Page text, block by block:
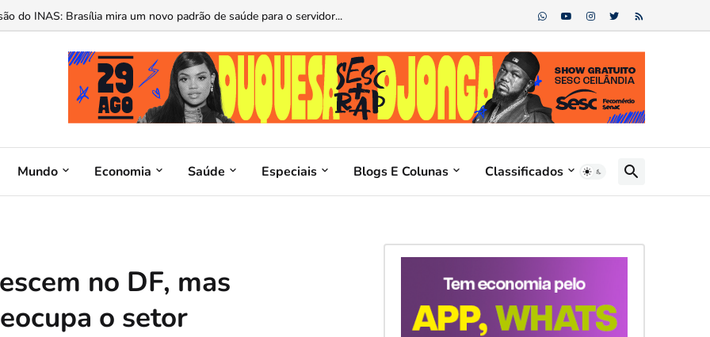
do INAS: Brasília mira um novo padrão de saúde para o servidor...
Mundo Economia Saúde Especiais Blogs E Colunas Classificados
no DF, mas
o setor